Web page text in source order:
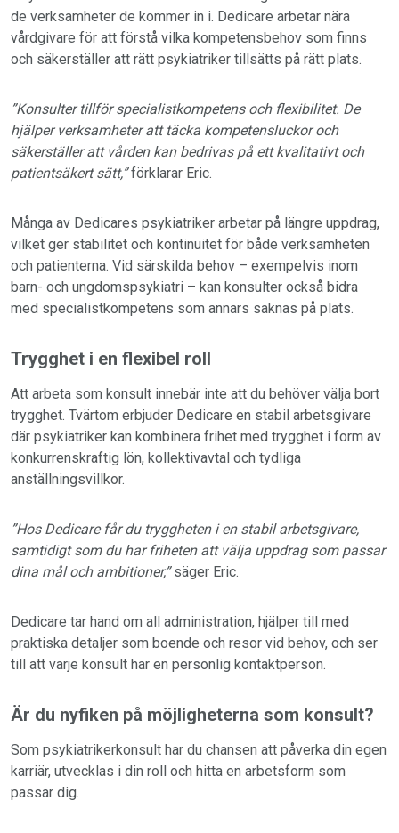
de verksamheter de kommer in i. Dedicare arbetar nära
vårdgivare för att förstå vilka kompetensbehov som finns
och säkerställer att rätt psykiatriker tillsätts på rätt plats.
”Konsulter tillför specialistkompetens och flexibilitet. De
hjälper verksamheter att täcka kompetensluckor och
säkerställer att vården kan bedrivas på ett kvalitativt och
patientsäkert sätt,”förklarar Eric.
Många av Dedicares psykiatriker arbetar på längre uppdrag,
vilket ger stabilitet och kontinuitet för både verksamheten
och patienterna. Vid särskilda behov – exempelvis inom
barn- och ungdomspsykiatri – kan konsulter också bidra
med specialistkompetens som annars saknas på plats.
Trygghet i en flexibel roll
Att arbeta som konsult innebär inte att du behöver välja bort
trygghet. Tvärtom erbjuder Dedicare en stabil arbetsgivare
där psykiatriker kan kombinera frihet med trygghet i form av
konkurrenskraftig lön, kollektivavtal och tydliga
anställningsvillkor.
”Hos Dedicare får du tryggheten i en stabil arbetsgivare,
samtidigt som du har friheten att välja uppdrag som passar
dina mål och ambitioner,”säger Eric.
Dedicare tar hand om all administration, hjälper till med
praktiska detaljer som boende och resor vid behov, och ser
till att varje konsult har en personlig kontaktperson.
Är du nyfiken på möjligheterna som konsult?
Som psykiatrikerkonsult har du chansen att påverka din egen
karriär, utvecklas i din roll och hitta en arbetsform som
passar dig.